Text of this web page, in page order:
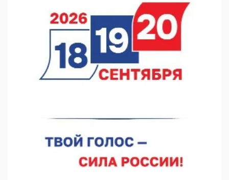
07.08.2026 15:15
В Нижегородской области прошло заседание АТК и
оперштаба
07.08.2026 14:54